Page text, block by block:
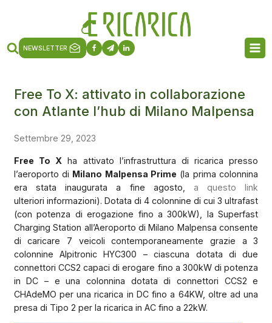
NEWSLETTER
Free To X: attivato in collaborazione
con Atlante l’hub di Milano Malpensa
Settembre 29, 2023
Free To X ha attivato l’infrastruttura di ricarica presso
l’aeroporto di Milano Malpensa Prime (la prima colonnina
era stata inaugurata a fine agosto, a questo link
ulteriori informazioni). Dotata di 4 colonnine di cui 3 ultrafast
(con potenza di erogazione fino a 300kW), la Superfast
Charging Station all’Aeroporto di Milano Malpensa consente
di caricare 7 veicoli contemporaneamente grazie a 3
colonnine Alpitronic HYC300 – ciascuna dotata di due
connettori CCS2 capaci di erogare fino a 300kW di potenza
in DC – e una colonnina dotata di connettori CCS2 e
CHAdeMO per una ricarica in DC fino a 64KW, oltre ad una
presa di Tipo 2 per la ricarica in AC fino a 22kW.